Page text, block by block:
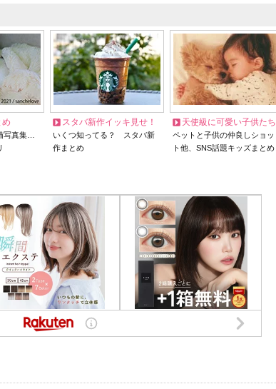
め
写真集…
スタバ新作イッキ見せ！
いくつ知ってる？ スタバ新
作まとめ
天使級に可愛い子供たち
ペットと子供の仲良しショッ
ト他、SNS話題キッズまとめ